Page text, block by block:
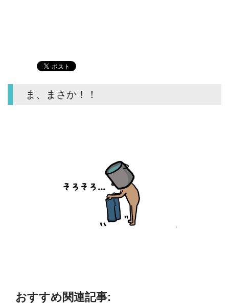
ま、まさか！！
おすすめ関連記事: